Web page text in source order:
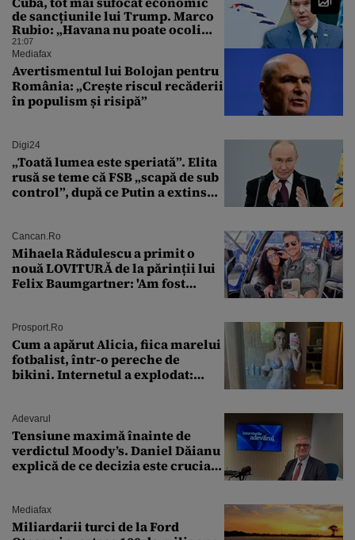
de sancțiunile lui Trump. Marco
Rubio: „Havana nu poate ocoli
sancțiunile prin mimat reforme”
21:07
Mediafax
Avertismentul lui Bolojan pentru
România: „Crește riscul recăderii
în populism și risipă”
Digi24
„Toată lumea este speriată”. Elita
rusă se teme că FSB „scapă de sub
control”, după ce Putin a extins
Cancan.ro
Mihaela Rădulescu a primit o
nouă LOVITURĂ de la părinții lui
Felix Baumgartner: 'Am fost
Prosport.ro
Cum a apărut Alicia, fiica marelui
fotbalist, într-o pereche de
bikini. Internetul a explodat:
Adevarul
Tensiune maximă înainte de
verdictul Moody’s. Daniel Dăianu
explică de ce decizia este crucială
Mediafax
Miliardarii turci de la Ford